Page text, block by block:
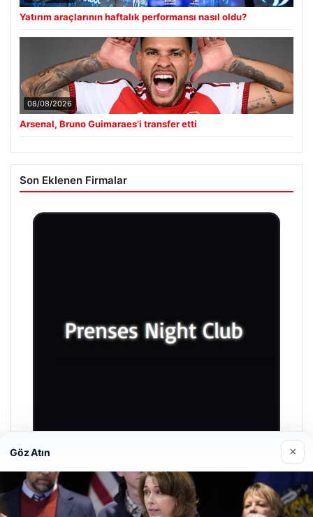
Yatırım araçlarının haftalık performansı nasıl oldu?
08/08/2026
Arsenal, Bruno Guimaraes’i transfer etti
Son Eklenen Firmalar
Prenses Night Club
29/04/2026
Göz Atın ×